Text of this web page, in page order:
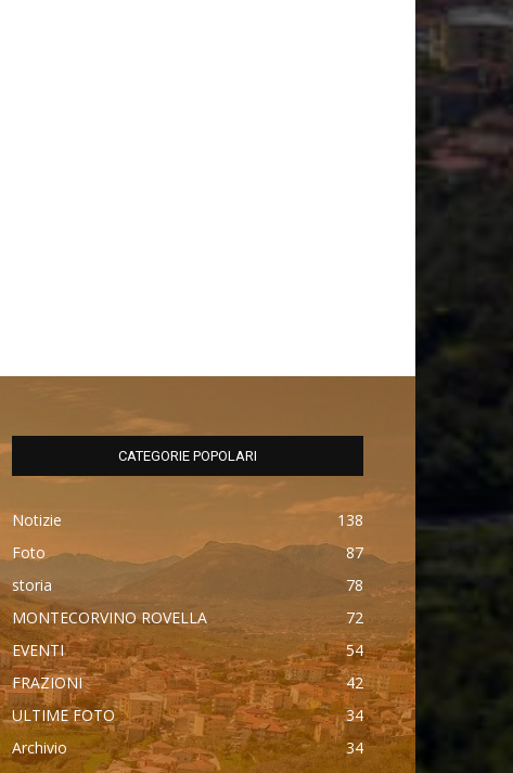
CATEGORIE POPOLARI
Notizie
138
Foto
87
storia
78
MONTECORVINO ROVELLA
72
EVENTI
54
FRAZIONI
42
ULTIME FOTO
34
Archivio
34